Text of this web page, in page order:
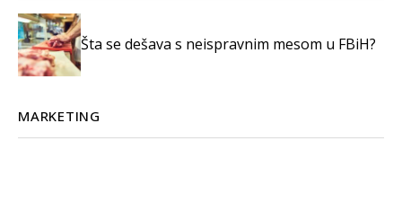
Šta se dešava s neispravnim mesom u FBiH?
MARKETING